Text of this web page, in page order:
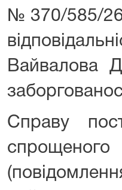
№370/585/
Вайвалова
Справу